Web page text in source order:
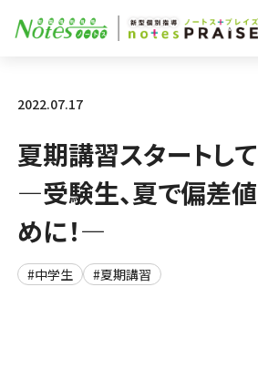
2022.07.17
夏期講習スタートして
―受験生、夏で偏差
めに！―
#中学生 #夏期講習